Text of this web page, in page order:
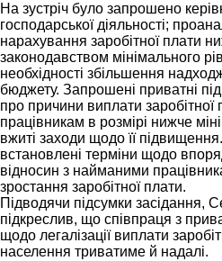
На зустріч було запрошено
господарської діяльності;
нарахування заробітної плати
законодавством мінімального
необхідності збільшення
бюджету. Запрошені приватні
про причини виплати
працівникам в розмірі нижче
вжиті заходи щодо її
встановлені терміни щодо
відносин з найманими
зростання заробітної плати.
Підводячи підсумки засідання,
підкреслив, що співпраця з
щодо легалізації виплати
населення триватиме й надалі.